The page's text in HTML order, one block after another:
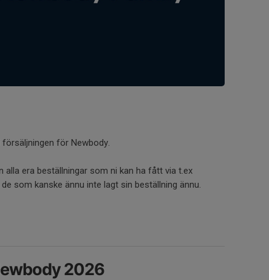
för Newbody.
alla era beställningar som ni kan ha fått via t.ex
som kanske ännu inte lagt sin beställning ännu.
2026